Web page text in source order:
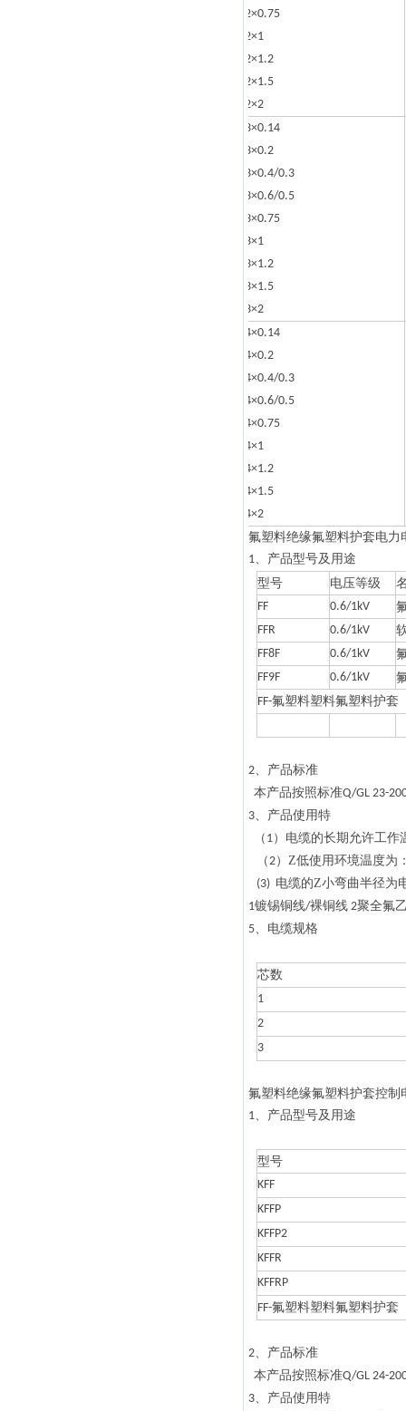
2×0.75
2×1
2×1.2
2×1.5
2×2
3×0.14
3×0.2
3×0.4/0.3
3×0.6/0.5
3×0.75
3×1
3×1.2
3×1.5
3×2
4×0.14
4×0.2
4×0.4/0.3
4×0.6/0.5
4×0.75
4×1
4×1.2
4×1.5
4×2
氟塑料绝缘氟塑料护套电力
1、产品型号及用途
型号
电压等级
FF
0.6/1kV
FFR
0.6/1kV
FF8F
0.6/1kV
FF9F
0.6/1kV
FF-氟塑料塑料氟塑料护套
2、产品标准
本产品按照标准Q/GL 23-
3、产品使用特
（ 1）电缆的长期允许工作
（2）Z低使用环境温度为
(3) 电缆的Z小弯曲半径为
1镀锡铜线/裸铜线 2聚全氟
5、电缆规格
芯数
1
2
3
氟塑料绝缘氟塑料护套控制
1、产品型号及用途
型号
KFF
KFFP
KFFP2
KFFR
KFFRP
FF-氟塑料塑料氟塑料护套
2、产品标准
本产品按照标准Q/GL 24-
3、产品使用特